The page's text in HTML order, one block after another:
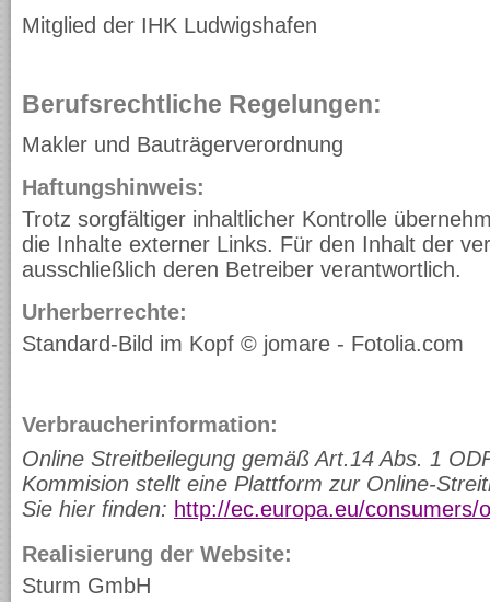
Mitglied der IHK Ludwigshafen
Berufsrechtliche Regelungen:
Makler und Bauträgerverordnung
Haftungshinweis:
Trotz sorgfältiger inhaltlicher Kontrolle
die Inhalte externer Links. Für den Inhalt der
ausschließlich deren Betreiber verantwortlich.
Urherberrechte:
Standard-Bild im Kopf © jomare - Fotolia.com
Verbraucherinformation:
Online Streitbeilegung gemäß Art.14 Abs. 1
Kommision stellt eine Plattform zur Online-
Sie hier finden: http://ec.europa.eu/consumers/
Realisierung der Website:
Sturm GmbH